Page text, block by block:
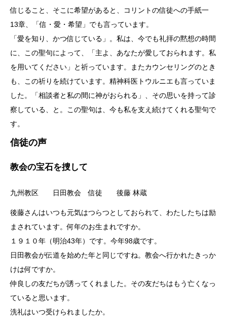
信じること、そこに希望があると、コリントの信徒への手紙一
13章、「信・愛・希望」でも言っています。
「愛を知り、かつ信じている」。私は、今でも礼拝の黙想の時間
に、この聖句によって、「主よ、あなたが愛しておられます。私
を用いてください」と祈っています。またカウンセリングのとき
も、この祈りを続けています。精神科医トウルニエも言っていま
した。「相談者と私の間に神がおられる」、その思いを持って診
察している、と。この聖句は、今も私を支え続けてくれる聖句で
す。
信徒の声
教会の宝石を捜して
九州教区 日田教会 信徒 後藤 林蔵
後藤さんはいつも元気はつらつとしておられて、わたしたちは励
まされています。何年のお生まれですか。
１９１０年（明治43年）です。今年98歳です。
日田教会が伝道を始めた年と同じですね。教会へ行かれたきっか
けは何ですか。
仲良しの友だちが誘ってくれました。その友だちはもう亡くなっ
ていると思います。
洗礼はいつ受けられましたか。